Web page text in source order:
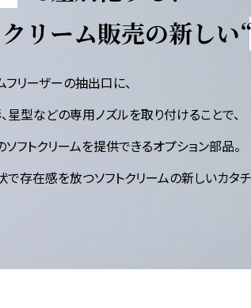
リーム販売の新しい
フリーザーの抽出口に、
星型などの専用ノズルを取り付けることで、
フトクリームを提供できるオプション部品。
存在感を放つソフトクリームの新しいカタチ